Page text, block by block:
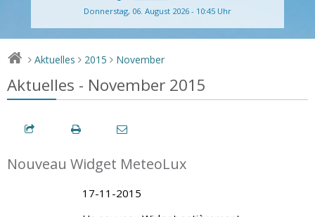
Donnerstag, 06. August 2026 - 10:45 Uhr
> Aktuelles > 2015 > November
Aktuelles - November 2015
Nouveau Widget MeteoLux
17-11-2015